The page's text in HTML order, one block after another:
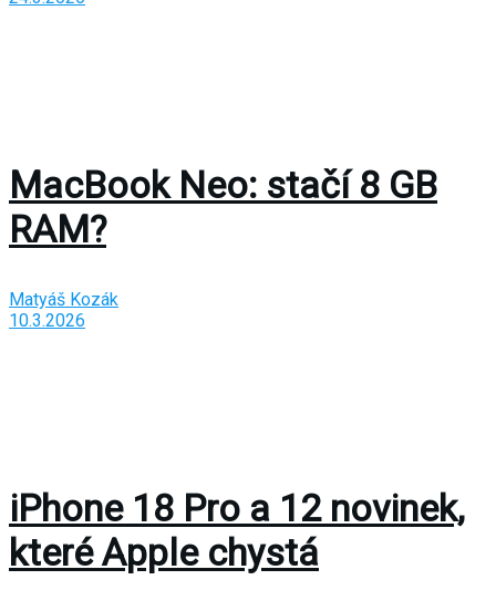
MacBook Neo: stačí 8 GB
RAM?
Matyáš Kozák
10.3.2026
iPhone 18 Pro a 12 novinek,
které Apple chystá